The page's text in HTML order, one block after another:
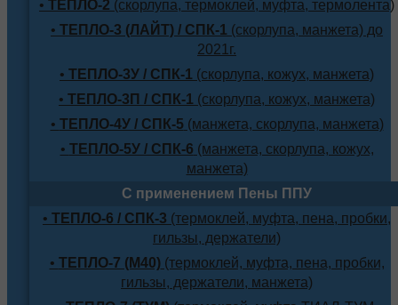
• ТЕПЛО-2 (скорлупа, термоклей, муфта, термолента)
• ТЕПЛО-3 (ЛАЙТ) / СПК-1 (скорлупа, манжета) до
2021г.
• ТЕПЛО-3У / СПК-1 (скорлупа, кожух, манжета)
• ТЕПЛО-3П / СПК-1 (скорлупа, кожух, манжета)
• ТЕПЛО-4У / СПК-5 (манжета, скорлупа, манжета)
• ТЕПЛО-5У / СПК-6 (манжета, скорлупа, кожух,
манжета)
С применением Пены ППУ
• ТЕПЛО-6 / СПК-3 (термоклей, муфта, пена, пробки,
гильзы, держатели)
• ТЕПЛО-7 (М40)(термоклей, муфта, пена, пробки,
гильзы, держатели, манжета)